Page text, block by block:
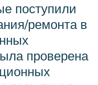
поступили
ремонта в
проверена